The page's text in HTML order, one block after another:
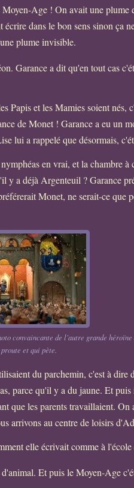
Age ! On avait une plume
dans le bon sens sinon ça
plume invisible.
Garance a dit qu'en tout cas
Papis et les Mamies soient nés,
de Monet ! Garance a eu un
lui a rappelé que désormais,
en vrai, et la chambre
y a déjà Argenteuil ? Garance
Monet, ne serait-ce que
convaincante de l'autre grande
et qui pète.
du parchemin, c'est à dire
parce qu'il y a du jaune. Et
que les parents travaillaient. On
arrivons au centre de loisirs
elle écrivait comme à
Et puis le Moyen-Age